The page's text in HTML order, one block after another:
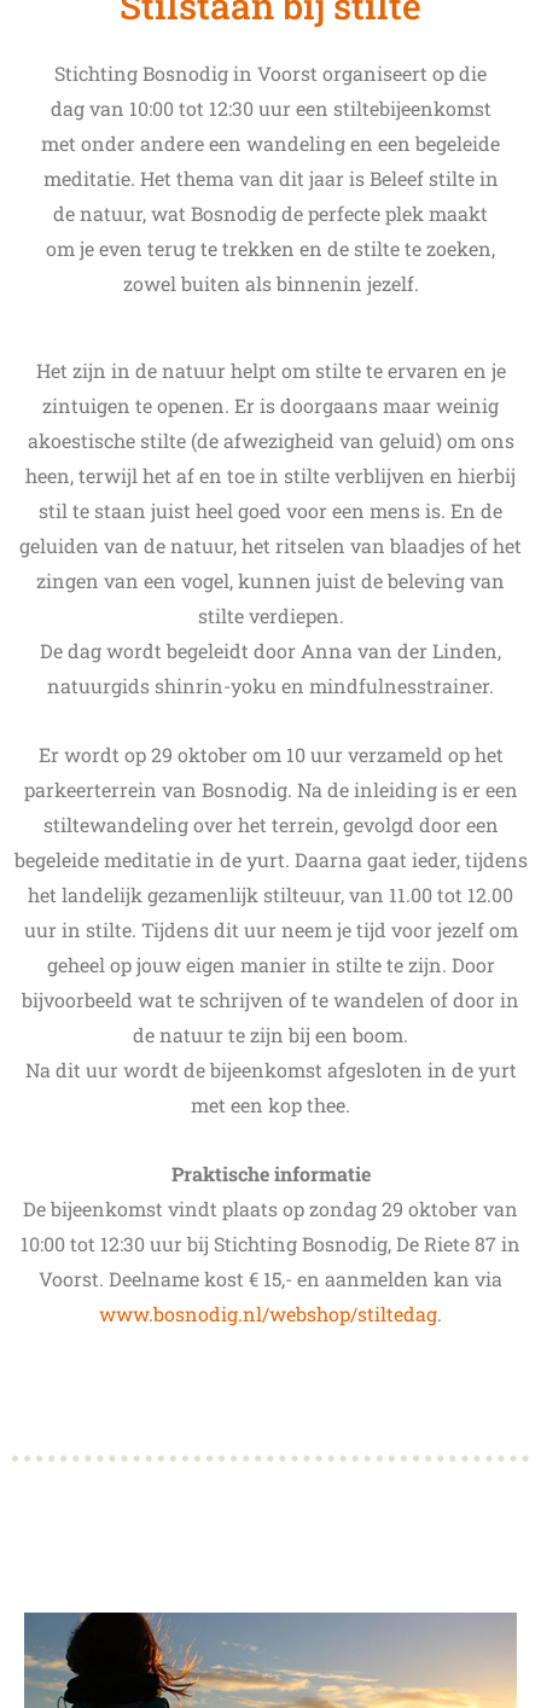
Stichting Bosnodig in Voorst organiseert op die
dag van 10:00 tot 12:30 uur een stiltebijeenkomst
met onder andere een wandeling en een begeleide
meditatie. Het thema van dit jaar is Beleef stilte in
de natuur, wat Bosnodig de perfecte plek maakt
om je even terug te trekken en de stilte te zoeken,
zowel buiten als binnenin jezelf.
Het zijn in de natuur helpt om stilte te ervaren en je
zintuigen te openen. Er is doorgaans maar weinig
akoestische stilte (de afwezigheid van geluid) om ons
heen, terwijl het af en toe in stilte verblijven en hierbij
stil te staan juist heel goed voor een mens is. En de
geluiden van de natuur, het ritselen van blaadjes of het
zingen van een vogel, kunnen juist de beleving van
stilte verdiepen.
De dag wordt begeleidt door Anna van der Linden,
natuurgids shinrin-yoku en mindfulnesstrainer.
Er wordt op 29 oktober om 10 uur verzameld op het
parkeerterrein van Bosnodig. Na de inleiding is er een
stiltewandeling over het terrein, gevolgd door een
begeleide meditatie in de yurt. Daarna gaat ieder, tijdens
het landelijk gezamenlijk stilteuur, van 11.00 tot 12.00
uur in stilte. Tijdens dit uur neem je tijd voor jezelf om
geheel op jouw eigen manier in stilte te zijn. Door
bijvoorbeeld wat te schrijven of te wandelen of door in
de natuur te zijn bij een boom.
Na dit uur wordt de bijeenkomst afgesloten in de yurt
met een kop thee.
Praktische informatie
De bijeenkomst vindt plaats op zondag 29 oktober van
10:00 tot 12:30 uur bij Stichting Bosnodig, De Riete 87 in
Voorst. Deelname kost € 15,- en aanmelden kan via
www.bosnodig.nl/webshop/stiltedag.